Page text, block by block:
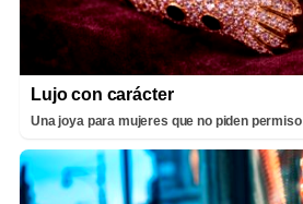
Lujo con carácter
Una joya para mujeres que no piden permiso